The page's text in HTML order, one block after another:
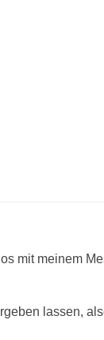
mit meinem
lassen,